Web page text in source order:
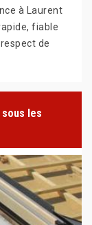
à Laurent
fiable
de
les